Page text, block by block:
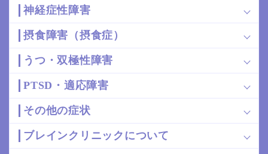
神経症性障害
摂食障害（摂食症）
うつ・双極性障害
PTSD・適応障害
その他の症状
ブレインクリニックについて